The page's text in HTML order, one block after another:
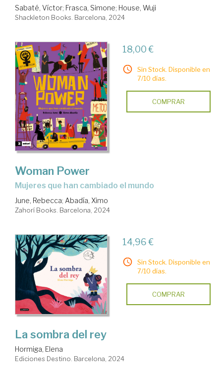
Sabaté, Víctor; Frasca, Simone; House, Wuji
Shackleton Books. Barcelona, 2024
18,00 €
Sin Stock. Disponible en
7/10 días.
COMPRAR
Woman Power
mujeres que han cambiado el mundo
June, Rebecca; Abadía, Ximo
Zahorí Books. Barcelona, 2024
14,96 €
Sin Stock. Disponible en
7/10 días.
COMPRAR
La sombra del rey
Hormiga, Elena
Ediciones Destino. Barcelona, 2024